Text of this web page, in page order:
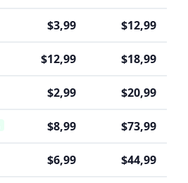
$3,99 $12,99
$12,99 $18,99
$2,99 $20,99
$8,99 $73,99
$6,99 $44,99